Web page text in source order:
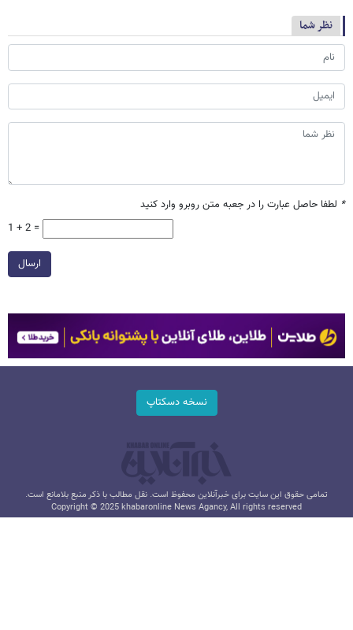
نظر شما
* لطفا حاصل عبارت را در جعبه متن روبرو وارد کنید
1 + 2 =
ارسال
نسخه دسکتاپ
تمامی حقوق این سایت برای خبرآنلاین محفوظ است. نقل مطالب با ذکر منبع بلامانع است.
Copyright © 2025 khabaronline News Agancy, All rights reserved